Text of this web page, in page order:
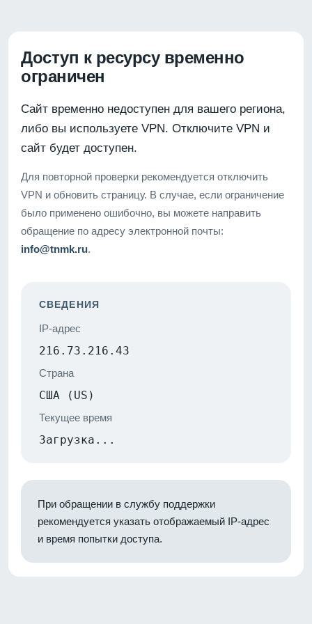
Доступ к ресурсу временно
ограничен
Сайт временно недоступен для вашего региона,
либо вы используете VPN. Отключите VPN и
сайт будет доступен.
Для повторной проверки рекомендуется отключить
VPN и обновить страницу. В случае, если ограничение
было применено ошибочно, вы можете направить
обращение по адресу электронной почты:
info@tnmk.ru.
СВЕДЕНИЯ
IP-адрес
216.73.216.43
Страна
США (US)
Текущее время
Загрузка...
При обращении в службу поддержки
рекомендуется указать отображаемый IP-адрес
и время попытки доступа.